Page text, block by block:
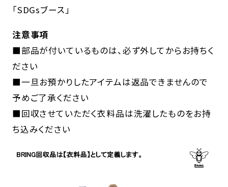
「SDGsブース」
注意事項
■部品が付いているものは、必ず外してからお持ちく
ださい
■一旦お預かりしたアイテムは返品できませんので
予めご了承ください
■回収させていただく衣料品は洗濯したものをお持
ち込みください